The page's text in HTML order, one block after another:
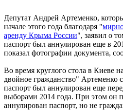
Депутат Андрей Артеменко,
начале этого года благодаря "
аренду Крыма России", заявил о
паспорт был аннулирован еще в
показал фотографии документа,
Во время круглого стола в Киеве
двойное гражданство" Артеменко
паспорт был аннулирован еще
выборами 2014 года. При этом он
аннулирован паспорт, но не